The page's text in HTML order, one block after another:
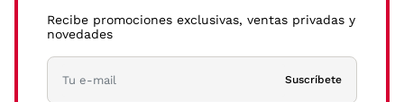
Recibe promociones exclusivas, ventas privadas y
novedades
Suscríbete